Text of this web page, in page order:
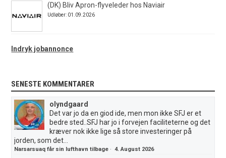
(DK) Bliv Apron-flyveleder hos Naviair
Udløber: 01.09.2026
Indryk jobannonce
SENESTE KOMMENTARER
olyndgaard
Det var jo da en giod ide, men mon ikke SFJ er et
bedre sted..SFJ har jo i forvejen faciliteterne og det
kræver nok ikke lige så store investeringer på
jorden, som det...
Narsarsuaq får sin lufthavn tilbage ·4. August 2026